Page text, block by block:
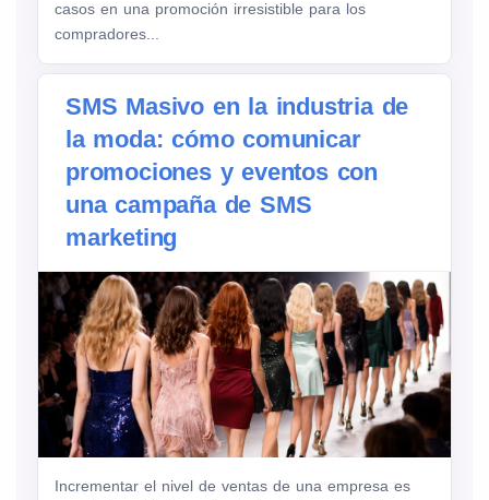
casos en una promoción irresistible para los
compradores...
SMS Masivo en la industria de
la moda: cómo comunicar
promociones y eventos con
una campaña de SMS
marketing
Incrementar el nivel de ventas de una empresa es